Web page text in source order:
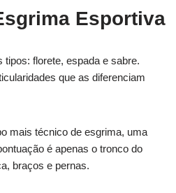
Esportiva
florete, espada e sabre.
que as diferenciam
mais técnico de esgrima, uma
é apenas o tronco do
braços e pernas.